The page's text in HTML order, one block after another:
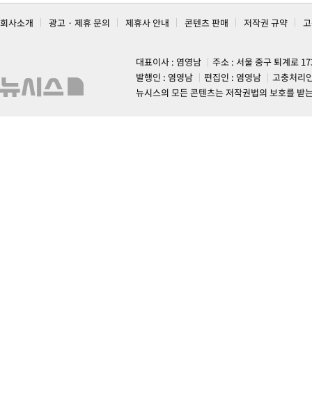
회사소개 광고 · 제휴 문의 제휴사 안내 콘텐츠 판매 저작권 규약
대표이사 : 염영남
주소 : 서울 중구 퇴계로
발행인 : 염영남
편집인 : 염영남
고충처리
뉴시스의 모든 콘텐츠는 저작권법의 보호를